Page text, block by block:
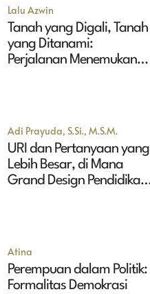
Lalu Azwin
Tanah yang Digali, Tanah
yang Ditanami:
Perjalanan Menemukan
Adi Prayuda, S.Si., M.S.M.
URI dan Pertanyaan yang
Lebih Besar, di Mana
Grand Design Pendidikan
Atina
Perempuan dalam Politik:
Formalitas Demokrasi